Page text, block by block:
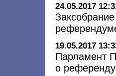
24.05.2017
19.05.2017
Парламент
о